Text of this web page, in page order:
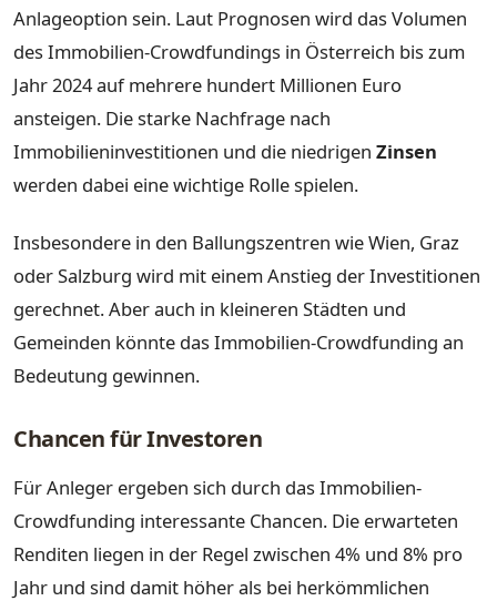
Anlageoption sein. Laut Prognosen wird das Volumen
des Immobilien-Crowdfundings in Österreich bis zum
Jahr 2024 auf mehrere hundert Millionen Euro
ansteigen. Die starke Nachfrage nach
Immobilieninvestitionen und die niedrigen Zinsen
werden dabei eine wichtige Rolle spielen.
Insbesondere in den Ballungszentren wie Wien, Graz
oder Salzburg wird mit einem Anstieg der Investitionen
gerechnet. Aber auch in kleineren Städten und
Gemeinden könnte das Immobilien-Crowdfunding an
Bedeutung gewinnen.
Chancen für Investoren
Für Anleger ergeben sich durch das Immobilien-
Crowdfunding interessante Chancen. Die erwarteten
Renditen liegen in der Regel zwischen 4% und 8% pro
Jahr und sind damit höher als bei herkömmlichen